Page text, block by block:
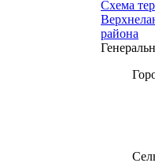
Схема
района